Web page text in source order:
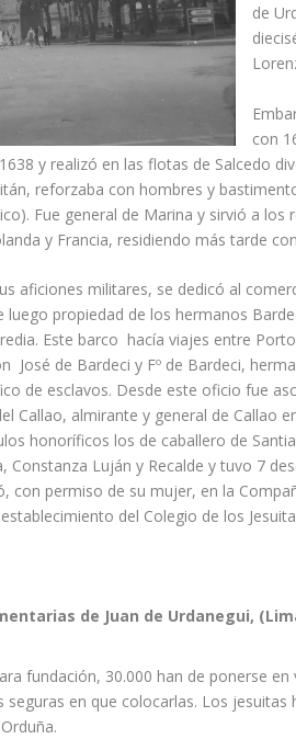
de
con
y realizó en las flotas de Salcedo
reforzaba con hombres y
Fue general de Marina y sirvió a los
y Francia, residiendo más tarde
aficiones militares, se dedicó al
luego propiedad de los hermanos
Este barco hací­a viajes entre
José de Bardeci y Fº de Bardeci,
de esclavos. Desde este oficio fue
Callao, almirante y general de Callao
honorí­ficos los de caballero de
Constanza Luján y Recalde y tuvo 7
con permiso de su mujer, en la
del Colegio de los
de Juan de Urdanegui,
fundación, 30.000 han de ponerse
seguras en que colocarlas. Los